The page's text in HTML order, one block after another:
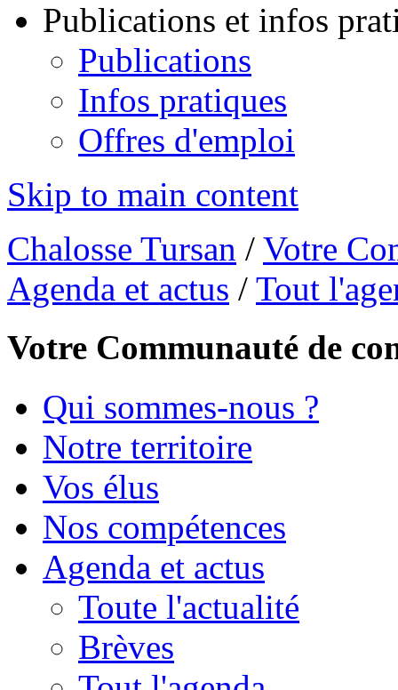
Publications et infos
Publications
Infos pratiques
Offres d'emploi
Skip to main content
Chalosse Tursan / Votre
Agenda et actus / Tout
Votre Communauté de
Qui sommes-nous ?
Notre territoire
Vos élus
Nos compétences
Agenda et actus
Toute l'actualité
Brèves